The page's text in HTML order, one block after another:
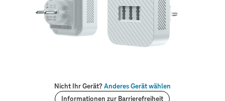
Nicht Ihr Gerät?Anderes Gerät wählen
Informationen zur Barrierefreiheit